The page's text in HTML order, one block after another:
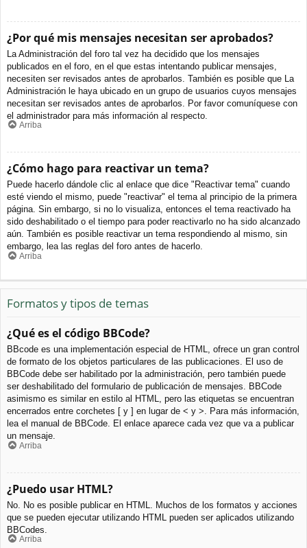
¿Por qué mis mensajes necesitan ser aprobados?
La Administración del foro tal vez ha decidido que los mensajes
publicados en el foro, en el que estas intentando publicar mensajes,
necesiten ser revisados antes de aprobarlos. También es posible que La
Administración le haya ubicado en un grupo de usuarios cuyos mensajes
necesitan ser revisados antes de aprobarlos. Por favor comuníquese con
el administrador para más información al respecto.
Arriba
¿Cómo hago para reactivar un tema?
Puede hacerlo dándole clic al enlace que dice "Reactivar tema" cuando
esté viendo el mismo, puede "reactivar" el tema al principio de la primera
página. Sin embargo, si no lo visualiza, entonces el tema reactivado ha
sido deshabilitado o el tiempo para poder reactivarlo no ha sido alcanzado
aún. También es posible reactivar un tema respondiendo al mismo, sin
embargo, lea las reglas del foro antes de hacerlo.
Arriba
Formatos y tipos de temas
¿Qué es el código BBCode?
BBcode es una implementación especial de HTML, ofrece un gran control
de formato de los objetos particulares de las publicaciones. El uso de
BBCode debe ser habilitado por la administración, pero también puede
ser deshabilitado del formulario de publicación de mensajes. BBCode
asimismo es similar en estilo al HTML, pero las etiquetas se encuentran
encerrados entre corchetes [ y ] en lugar de < y >. Para más información,
lea el manual de BBCode. El enlace aparece cada vez que va a publicar
un mensaje.
Arriba
¿Puedo usar HTML?
No. No es posible publicar en HTML. Muchos de los formatos y acciones
que se pueden ejecutar utilizando HTML pueden ser aplicados utilizando
BBCodes.
Arriba